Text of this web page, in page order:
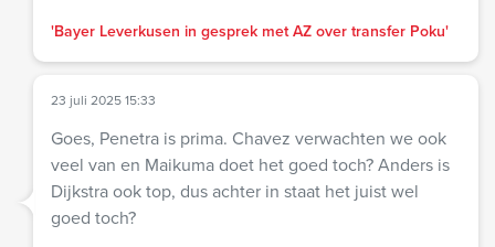
'Bayer Leverkusen in gesprek met AZ over transfer Poku'
23 juli 2025 15:33
Goes, Penetra is prima. Chavez verwachten we ook
veel van en Maikuma doet het goed toch? Anders is
Dijkstra ook top, dus achter in staat het juist wel
goed toch?